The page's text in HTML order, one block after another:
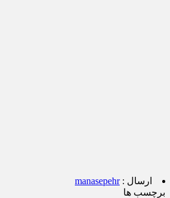
ارسال :manasepehr
برچسب ها